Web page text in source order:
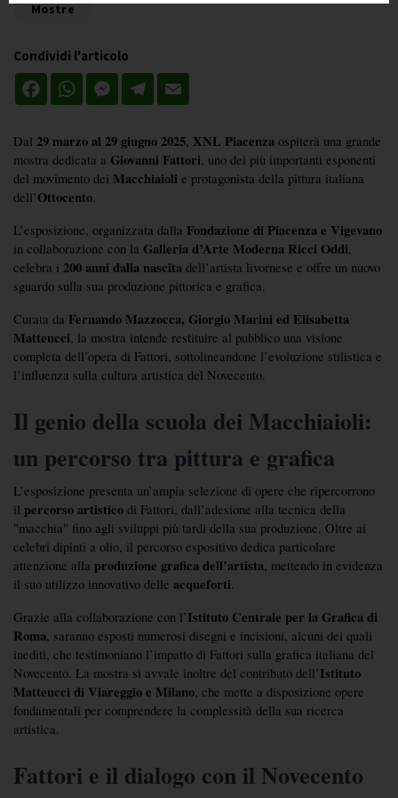
Mostre
Condividi l'articolo
FacebookWhatsAppMessenger
Telegram
Dal 29 marzo al 29 giugno 2025, XNL Piacenza ospiterà una grande
mostra dedicata a Giovanni Fattori, uno dei più importanti esponenti
del movimento dei Macchiaioli e protagonista della pittura italiana
dell’Ottocento.
L’esposizione, organizzata dalla Fondazione di Piacenza e Vigevano
in collaborazione con la Galleria d’Arte Moderna Ricci Oddi,
celebra i 200 anni dalla nascita dell’artista livornese e offre un nuovo
sguardo sulla sua produzione pittorica e grafica.
Curata da Fernando Mazzocca, Giorgio Marini ed Elisabetta
Matteucci, la mostra intende restituire al pubblico una visione
completa dell’opera di Fattori, sottolineandone l’evoluzione stilistica e
l’influenza sulla cultura artistica del Novecento.
Il genio della scuola dei Macchiaioli:
un percorso tra pittura e grafica
L’esposizione presenta un’ampia selezione di opere che ripercorrono
il percorso artistico di Fattori, dall’adesione alla tecnica della
"macchia" fino agli sviluppi più tardi della sua produzione. Oltre ai
celebri dipinti a olio, il percorso espositivo dedica particolare
attenzione alla produzione grafica dell’artista, mettendo in evidenza
il suo utilizzo innovativo delle acqueforti.
Grazie alla collaborazione con l’Istituto Centrale per la Grafica di
Roma, saranno esposti numerosi disegni e incisioni, alcuni dei quali
inediti, che testimoniano l’impatto di Fattori sulla grafica italiana del
Novecento. La mostra si avvale inoltre del contributo dell’Istituto
Matteucci di Viareggio e Milano, che mette a disposizione opere
fondamentali per comprendere la complessità della sua ricerca
artistica.
Fattori e il dialogo con il Novecento